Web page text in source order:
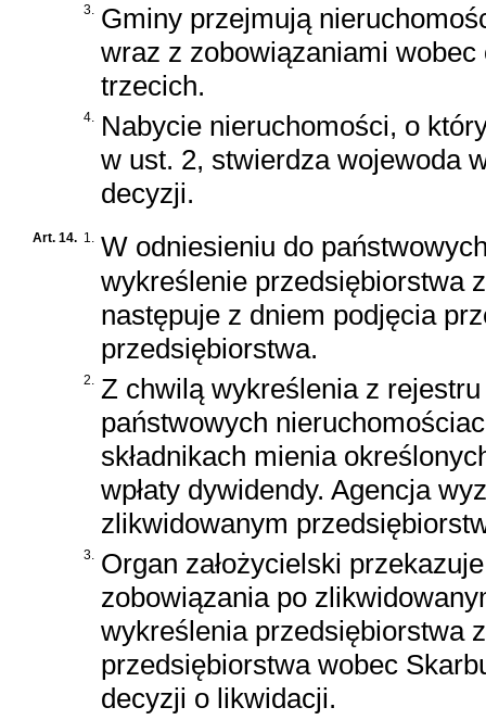
3. Gminy przejmują
wraz z zobowiązaniami wobec
trzecich.
4. Nabycie nieruchomości, o
w ust. 2, stwierdza wojewoda
decyzji.
Art. 14. 1. W odniesieniu do
wykreślenie przedsiębiorstwa
następuje z dniem podjęcia
przedsiębiorstwa.
2. Z chwilą wykreślenia z
państwowych
składnikach mienia
wpłaty dywidendy. Agencja
zlikwidowanym
3. Organ założycielski
zobowiązania po
wykreślenia przedsiębiorstwa
przedsiębiorstwa wobec
decyzji o likwidacji.